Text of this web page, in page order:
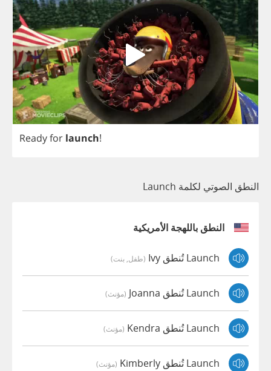
Readyfor launch!
النطق الصوتي لكلمة Launch
النطق باللهجة الأمريكية
Launch تُنطق Ivy (طفل, بنت)
Launch تُنطق Joanna (مؤنث)
Launch تُنطق Kendra (مؤنث)
Launch تُنطق Kimberly (مؤنث)